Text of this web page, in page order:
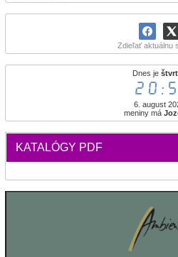
Zdieľať aktuálnu
Dnes je
6. august
meniny má
KATALÓGY PDF